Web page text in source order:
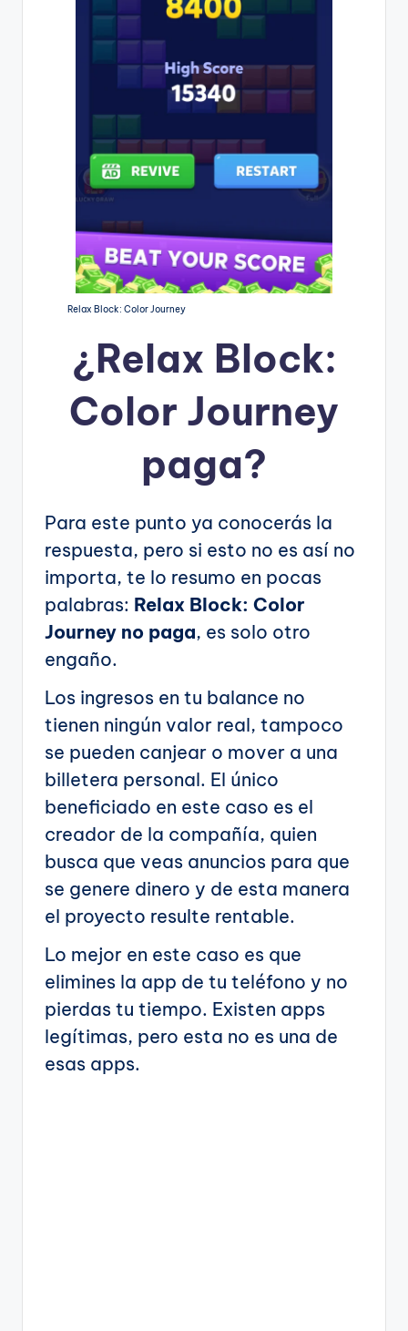
Relax Block: Color Journey
¿Relax Block:
Color Journey
paga?
Para este punto ya conocerás la
respuesta, pero si esto no es así no
importa, te lo resumo en pocas
palabras: Relax Block: Color
Journey no paga, es solo otro
engaño.
Los ingresos en tu balance no
tienen ningún valor real, tampoco
se pueden canjear o mover a una
billetera personal. El único
beneficiado en este caso es el
creador de la compañía, quien
busca que veas anuncios para que
se genere dinero y de esta manera
el proyecto resulte rentable.
Lo mejor en este caso es que
elimines la app de tu teléfono y no
pierdas tu tiempo. Existen apps
legítimas, pero esta no es una de
esas apps.